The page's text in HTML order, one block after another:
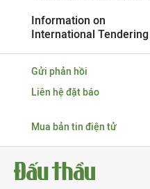
Information on
International Tendering
Gửi phản hồi
Liên hệ đặt báo
Mua bản tin điện tử